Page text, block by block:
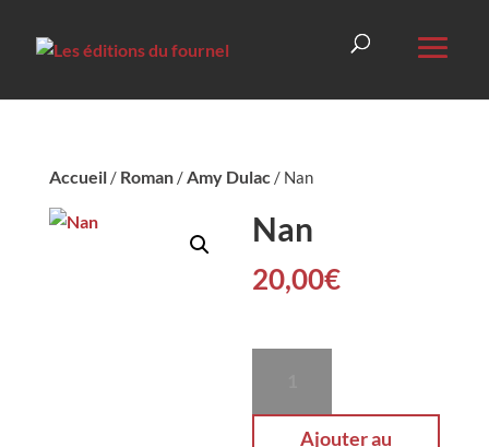
Accueil/ Roman/Amy Dulac/ Nan
Nan
20,00€
Nan
Ajouter au